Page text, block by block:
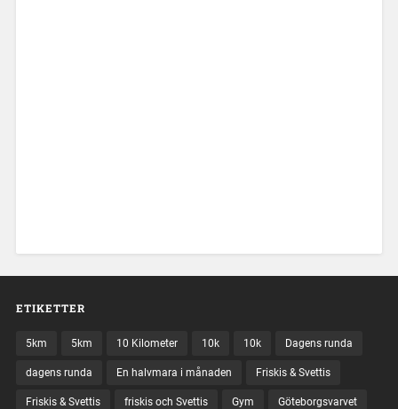
ETIKETTER
5km 5km 10 Kilometer 10k 10k Dagens runda
dagens runda En halvmara i månaden Friskis & Svettis
Friskis & Svettis friskis och Svettis Gym Göteborgsvarvet